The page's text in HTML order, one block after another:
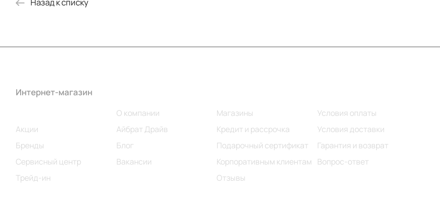
Назад к списку
Интернет-магазин
Акции
Бренды
Сервисный центр
Трейд-ин
О компании
Айбрат Драйв
Блог
Вакансии
Магазины
Кредит и рассрочка
Подарочный сертификат
Корпоративным клиентам
Отзывы
Условия оплаты
Условия доставки
Гарантия и возврат
Вопрос-ответ